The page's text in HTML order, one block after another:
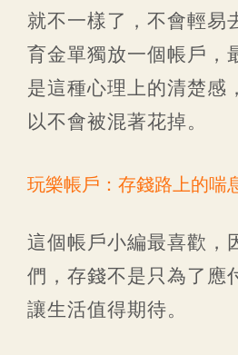
就不一樣了，不會輕易
育金單獨放一個帳戶，
是這種心理上的清楚感
以不會被混著花掉。
玩樂帳戶：存錢路上的喘
這個帳戶小編最喜歡，
們，存錢不是只為了應
讓生活值得期待。